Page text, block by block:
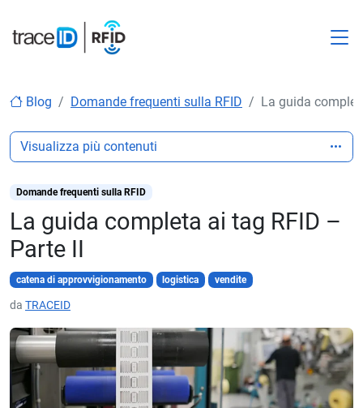
Blog Domande frequenti sulla RFID La guida
Domande frequenti sulla RFID
La guida completa ai tag RFID –
Parte II
catena di approvvigionamento logistica vendite
da TRACEID
Visualizza più contenuti